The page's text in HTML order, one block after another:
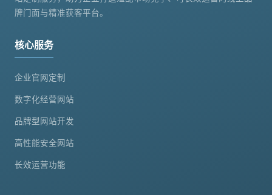
牌门面与精准获客平台。
核心服务
企业官网定制
数字化经营网站
品牌型网站开发
高性能安全网站
长效运营功能